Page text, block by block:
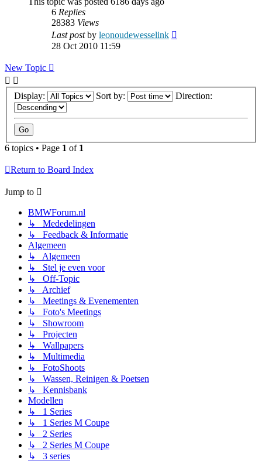
6 Replies
28383 Views
Last postby leonoudewesselink
28 Oct 2010 11:59
New Topic
Display: Sort by: Direction:
6 topics • Page 1 of 1
Return to Board Index
Jump to
BMWForum.nl
↳ Mededelingen
↳ Feedback & Informatie
Algemeen
↳ Algemeen
↳ Stel je even voor
↳ Off-Topic
↳ Archief
↳ Meetings & Evenementen
↳ Foto's Meetings
↳ Showroom
↳ Projecten
↳ Wallpapers
↳ Multimedia
↳ FotoShoots
↳ Wassen, Reinigen & Poetsen
↳ Kennisbank
Modellen
↳ 1 Series
↳ 1 Series M Coupe
↳ 2 Series
↳ 2 Series M Coupe
↳ 3 series